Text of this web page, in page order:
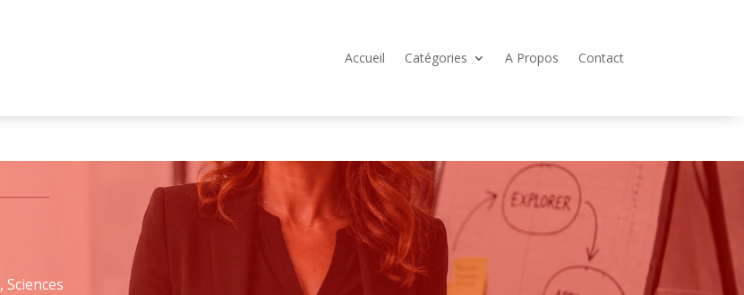
Accueil Catégories A Propos Contact
,Sciences